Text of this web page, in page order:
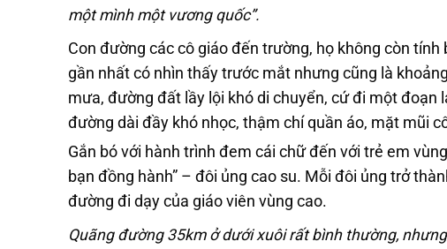
một mình một vương quốc”.
Con đường các cô giáo đến trường, họ không còn
gần nhất có nhìn thấy trước mắt nhưng cũng là
mưa, đường đất lầy lội khó di chuyển, cứ đi một
đường dài đầy khó nhọc, thậm chí quần áo, mặt mũi
Gắn bó với hành trình đem cái chữ đến với trẻ em
bạn đồng hành” – đôi ủng cao su. Mỗi đôi ủng trở
đường đi dạy của giáo viên vùng cao.
Quãng đường 35km ở dưới xuôi rất bình thường,